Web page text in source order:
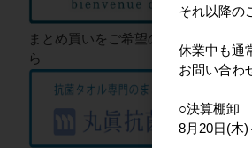
まとめ買いをご希望のお客様はこち
ら
それ以降の
休業中も通
お問い合わ
○決算棚卸
8月20日(木)